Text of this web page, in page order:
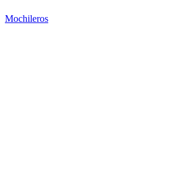
Mochileros